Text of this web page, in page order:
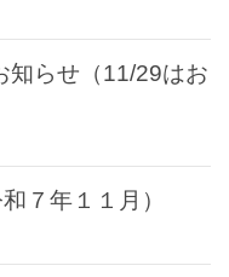
知らせ（11/29はお
７年１１月）